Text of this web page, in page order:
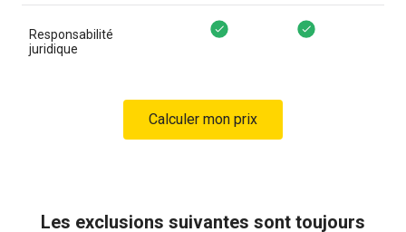
Responsabilité
juridique
Responsabilité locative
Contenu Couvert
Calculer mon prix
Les exclusions suivantes sont toujours